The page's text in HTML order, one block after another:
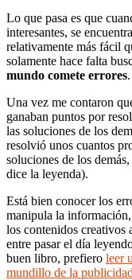
Lo que pasa es que
interesantes, se
relativamente más fácil
solamente hace falta
mundo comete errores
Una vez me contaron
ganaban puntos por
las soluciones de los
resolvió unos cuantos
soluciones de los
dice la leyenda).
Está bien conocer los
manipula la
los contenidos creativos
entre pasar el día
buen libro, prefiero leer
mundillo de la publicidad